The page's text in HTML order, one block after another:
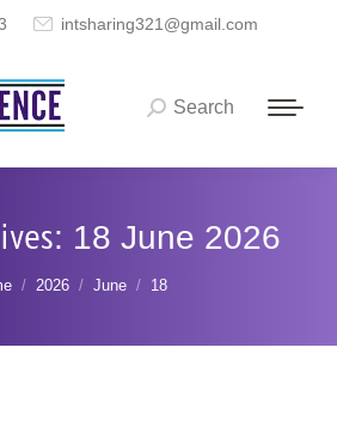
intsharing321@gmail.com
Search:
Search
18 June 2026
are here:
2026 June 18